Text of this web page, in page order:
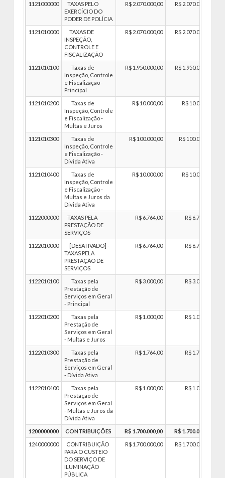
1121000000
TAXAS PELO
EXERCÍCIO DO
PODER DE POLÍCIA
R$ 2.070.000,00 R$ 2.070.000,00
1121010000
TAXAS DE
INSPEÇÃO,
CONTROLE E
FISCALIZAÇÃO
R$ 2.070.000,00 R$ 2.070.000,00
1121010100
Taxas de
Inspeção, Controle
e Fiscalização -
Principal
R$ 1.950.000,00 R$ 1.950.000,00
1121010200
Taxas de
Inspeção, Controle
e Fiscalização -
Multas e Juros
R$ 10.000,00 R$ 10.000,00
1121010300
Taxas de
Inspeção, Controle
e Fiscalização -
Dívida Ativa
R$ 100.000,00 R$ 100.000,00
1121010400
Taxas de
Inspeção, Controle
e Fiscalização -
Multas e Juros da
Dívida Ativa
R$ 10.000,00 R$ 10.000,00
1122000000
TAXAS PELA
PRESTAÇÃO DE
SERVIÇOS
R$ 6.764,00 R$ 6.764,00
1122010000
[DESATIVADO] -
TAXAS PELA
PRESTAÇÃO DE
SERVIÇOS
R$ 6.764,00 R$ 6.764,00
1122010100
Taxas pela
Prestação de
Serviços em Geral
- Principal
R$ 3.000,00 R$ 3.000,00
1122010200
Taxas pela
Prestação de
Serviços em Geral
- Multas e Juros
R$ 1.000,00 R$ 1.000,00
1122010300
Taxas pela
Prestação de
Serviços em Geral
- Dívida Ativa
R$ 1.764,00 R$ 1.764,00
1122010400
Taxas pela
Prestação de
Serviços em Geral
- Multas e Juros da
Dívida Ativa
R$ 1.000,00 R$ 1.000,00
1200000000 CONTRIBUIÇÕES R$ 1.700.000,00
R$ 1.700.000,00
1240000000
CONTRIBUIÇÃO
PARA O CUSTEIO
DO SERVIÇO DE
ILUMINAÇÃO
PÚBLICA
R$ 1.700.000,00 R$ 1.700.000,00